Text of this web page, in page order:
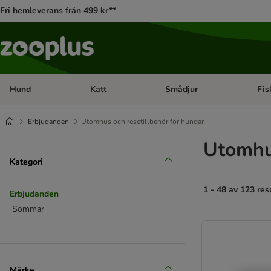
Fri hemleverans från 499 kr**
Hund Open category menu: Hund
Katt Open category menu: Katt
Smådjur
Erbjudanden Utomhus och resetillbehör för hundar
Kategori
Erbjudanden
Sommar
1 - 48 av 123